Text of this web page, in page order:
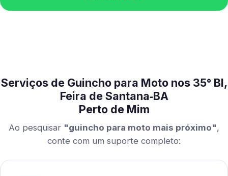
Serviços de Guincho para Moto nos 35° BI,
Feira de Santana‑BA
Perto de Mim
Ao pesquisar "guincho para moto mais próximo",
conte com um suporte completo: